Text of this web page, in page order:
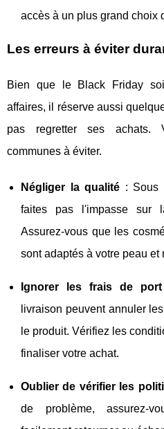
accès à un plus grand choix
Les erreurs à éviter
Bien que le Black Friday
affaires, il réserve aussi
pas regretter ses achats.
communes à éviter.
Négliger la qualité : Sous
faites pas l'impasse sur
Assurez-vous que les
sont adaptés à votre peau et
Ignorer les frais de port
livraison peuvent annuler
le produit. Vérifiez les
finaliser votre achat.
Oublier de vérifier les
de problème, assurez-